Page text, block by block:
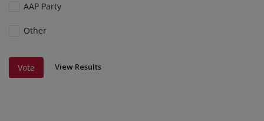
AAP Party
Other
Vote View Results